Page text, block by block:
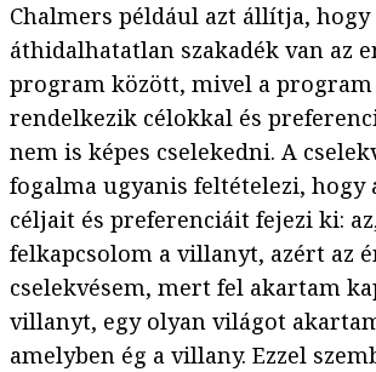
Chalmers például azt állítja, hogy
áthidalhatatlan szakadék van az
program között, mivel a
rendelkezik célokkal és
nem is képes cselekedni. A
fogalma ugyanis feltételezi, hogy
céljait és preferenciáit fejezi ki:
felkapcsolom a villanyt, azért az
cselekvésem, mert fel akartam
villanyt, egy olyan világot
amelyben ég a villany. Ezzel